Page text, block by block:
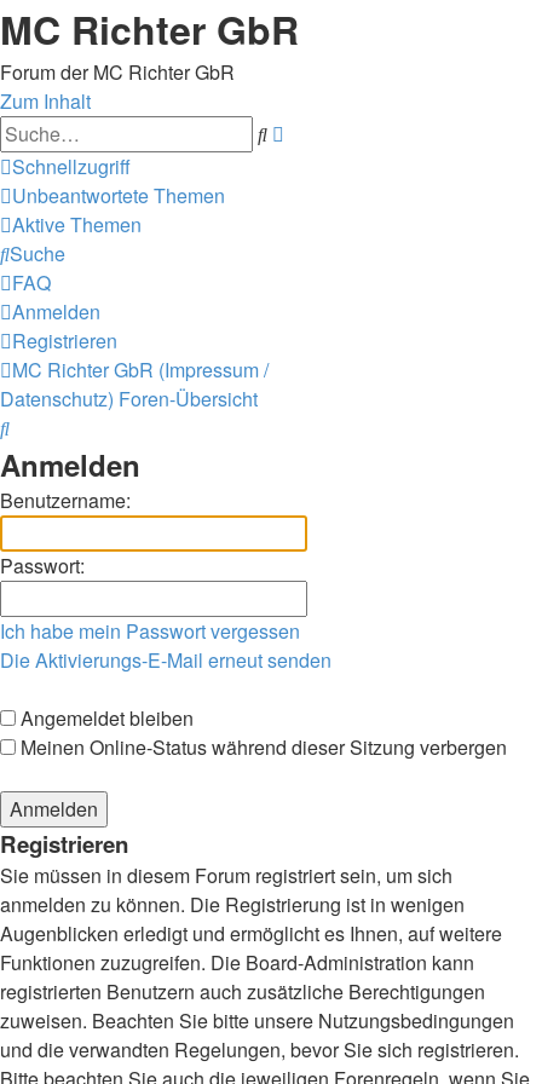
MC Richter GbR
Forum der MC Richter GbR
Zum Inhalt
Suche
Schnellzugriff
Unbeantwortete Themen
Aktive Themen
Suche
FAQ
Anmelden
Registrieren
MC Richter GbR (Impressum /
Datenschutz) Foren-Übersicht
Suche
Anmelden
Benutzername:
Passwort:
Ich habe mein Passwort vergessen
Die Aktivierungs-E-Mail erneut senden
Angemeldet bleiben
Meinen Online-Status während dieser Sitzung verbergen
Registrieren
Sie müssen in diesem Forum registriert sein, um sich
anmelden zu können. Die Registrierung ist in wenigen
Augenblicken erledigt und ermöglicht es Ihnen, auf weitere
Funktionen zuzugreifen. Die Board-Administration kann
registrierten Benutzern auch zusätzliche Berechtigungen
zuweisen. Beachten Sie bitte unsere Nutzungsbedingungen
und die verwandten Regelungen, bevor Sie sich registrieren.